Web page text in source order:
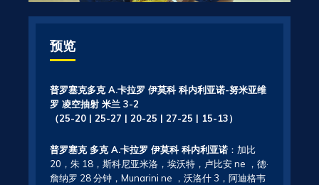
预览
普罗塞克多克 A.卡拉罗 伊莫科 科内利亚诺-努米亚维
罗 凌空抽射 米兰 3-2
（25-20 | 25-27 | 20-25 | 27-25 | 15-13）
普罗塞克 多克 A.卡拉罗 伊莫科 科内利亚诺 ：加比
20，朱 18，斯科尼亚米洛，埃沃特，卢比安 ne ，德·
詹纳罗 28 分钟，Munarini ne ，沃洛什 3，阿迪格韦